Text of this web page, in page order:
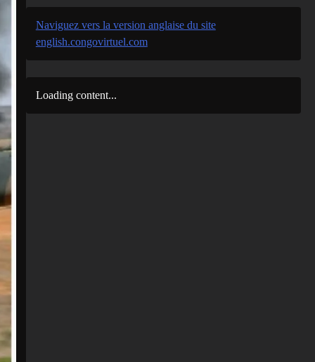
Naviguez vers la version anglaise du site
english.congovirtuel.com
Loading content...